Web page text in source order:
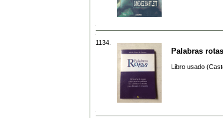
1134.
Palabras rotas
Libro usado